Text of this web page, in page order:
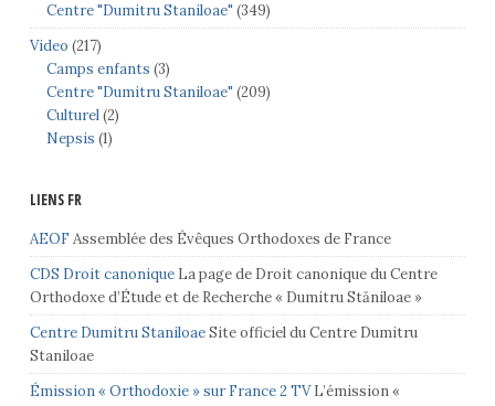
Centre "Dumitru Staniloae" (349)
Video (217)
Camps enfants (3)
Centre "Dumitru Staniloae" (209)
Culturel(2)
Nepsis (1)
LIENS FR
AEOF Assemblée des Évêques Orthodoxes de France
CDS Droit canoniqueLa page de Droit canonique du Centre
Orthodoxe d’Étude et de Recherche « Dumitru Stăniloae »
Centre Dumitru StaniloaeSite officiel du Centre Dumitru
Staniloae
Émission « Orthodoxie » sur France 2 TVL’émission «